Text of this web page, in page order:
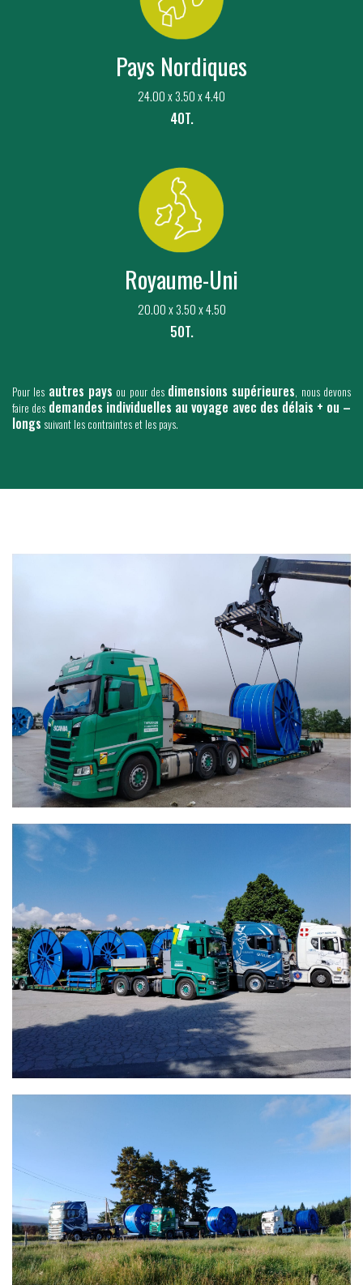
Pays Nordiques
24.00 x 3.50 x 4.40
40T.
Royaume-Uni
20.00 x 3.50 x 4.50
50T.
Pour les autres pays ou pour des dimensions supérieures, nous devons
faire des demandes individuelles au voyage avec des délais + ou –
longs suivant les contraintes et les pays.